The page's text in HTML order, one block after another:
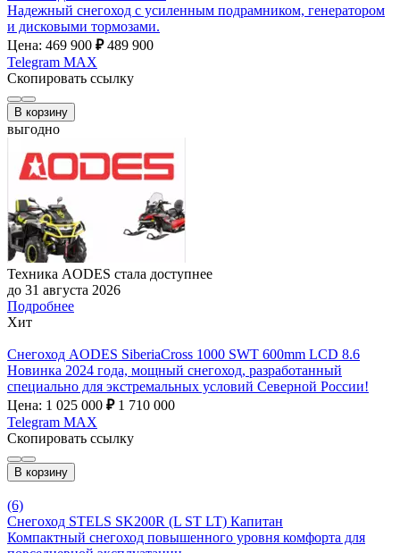
Надежный снегоход с усиленным подрамником, генератором
и дисковыми тормозами.
Цена: 469 900 ₽ 489 900
Telegram MAX
Скопировать ссылку
В корзину
выгодно
Техника AODES стала доступнее
до 31 августа 2026
Подробнее
Хит
Снегоход AODES SiberiaCross 1000 SWT 600mm LCD 8.6
Новинка 2024 года, мощный снегоход, разработанный
специально для экстремальных условий Северной России!
Цена: 1 025 000 ₽ 1 710 000
Telegram MAX
Скопировать ссылку
В корзину
(6)
Снегоход STELS SK200R (L ST LT) Капитан
Компактный снегоход повышенного уровня комфорта для